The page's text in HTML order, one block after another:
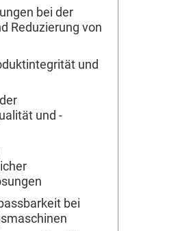
bei der
Reduzierung von
und
und -
bei